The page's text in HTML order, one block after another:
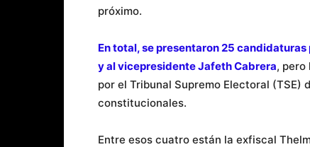
próximo.
En total, se presentaron 25
y al vicepresidente Jafeth Cabrera, pero
por el Tribunal Supremo Electoral
constitucionales.
Entre esos cuatro están la exfiscal